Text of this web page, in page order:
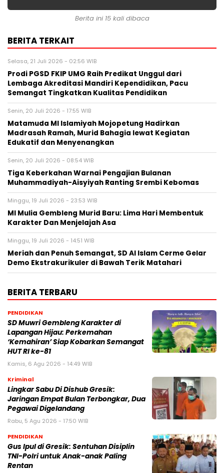
Berita ini 15 kali dibaca
BERITA TERKAIT
Selasa, 21 Juli 2026 - 02:56 WIB
Prodi PGSD FKIP UMG Raih Predikat Unggul dari
Lembaga Akreditasi Mandiri Kependidikan, Pacu
Semangat Tingkatkan Kualitas Pendidikan
Senin, 20 Juli 2026 - 17:55 WIB
Matamuda MI Islamiyah Mojopetung Hadirkan
Madrasah Ramah, Murid Bahagia lewat Kegiatan
Edukatif dan Menyenangkan
Senin, 20 Juli 2026 - 08:54 WIB
Tiga Keberkahan Warnai Pengajian Bulanan
Muhammadiyah-Aisyiyah Ranting Srembi Kebomas
Minggu, 19 Juli 2026 - 23:53 WIB
MI Mulia Gembleng Murid Baru: Lima Hari Membentuk
Karakter Dan Menjelajah Asa
Minggu, 19 Juli 2026 - 14:51 WIB
Meriah dan Penuh Semangat, SD Al Islam Cerme Gelar
Demo Ekstrakurikuler di Bawah Terik Matahari
BERITA TERBARU
PENDIDIKAN
SD Muwri Gembleng Karakter di
Lapangan Hijau: Perkemahan
‘Kemahiran’ Siap Kobarkan Semangat
HUT RI ke-81
Kamis, 6 Agu 2026 - 14:49 WIB
Kriminal
Lingkar Sabu Di Dishub Gresik:
Jaringan Empat Bulan Terbongkar, Dua
Pegawai Digelandang
Rabu, 5 Agu 2026 - 17:50 WIB
PENDIDIKAN
Gus Ipul di Gresik: Sentuhan Disiplin
TNI-Polri untuk Anak-anak Paling
Rentan